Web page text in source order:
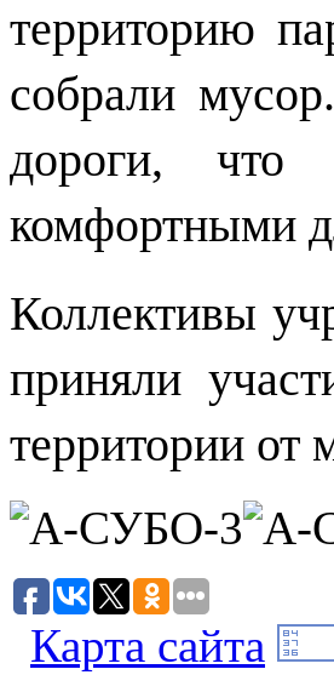
территорию
собрали
дороги, что
комфортными
Коллективы
приняли
территории от
Карта сайта